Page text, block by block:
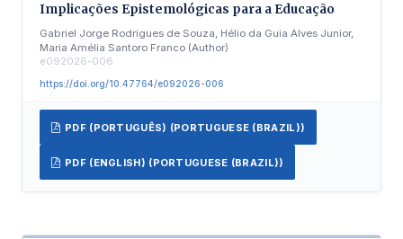
Implicações Epistemológicas para a Educação
Gabriel Jorge Rodrigues de Souza, Hélio da Guia Alves Junior,
Maria Amélia Santoro Franco (Author)
e092026-006
https://doi.org/10.47764/e092026-006
PDF (PORTUGUÊS) (PORTUGUESE (BRAZIL))
PDF (ENGLISH) (PORTUGUESE (BRAZIL))